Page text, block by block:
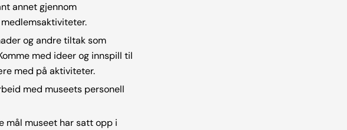
annet gjennom
og andre tiltak som
med ideer og innspill til
med på aktiviteter.
med museets personell
mål museet har satt opp i